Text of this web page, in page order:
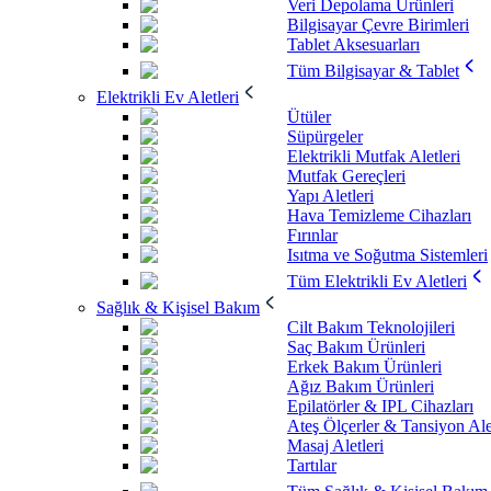
Veri Depolama Ürünleri
Bilgisayar Çevre Birimleri
Tablet Aksesuarları
Tüm Bilgisayar & Tablet
Elektrikli Ev Aletleri
Ütüler
Süpürgeler
Elektrikli Mutfak Aletleri
Mutfak Gereçleri
Yapı Aletleri
Hava Temizleme Cihazları
Fırınlar
Isıtma ve Soğutma Sistemleri
Tüm Elektrikli Ev Aletleri
Sağlık & Kişisel Bakım
Cilt Bakım Teknolojileri
Saç Bakım Ürünleri
Erkek Bakım Ürünleri
Ağız Bakım Ürünleri
Epilatörler & IPL Cihazları
Ateş Ölçerler & Tansiyon
Masaj Aletleri
Tartılar